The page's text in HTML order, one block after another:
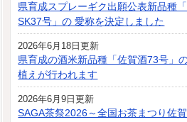
県育成スプレーギク出願公表新品種
SK37号」の 愛称を決定しました
2026年6月18日更新
県育成の酒米新品種「佐賀酒73号」
植えが行われます
2026年6月9日更新
SAGA茶祭2026～全国お茶まつり佐